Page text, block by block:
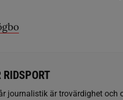
RIDSPORT
journalistik är trovärdighet och